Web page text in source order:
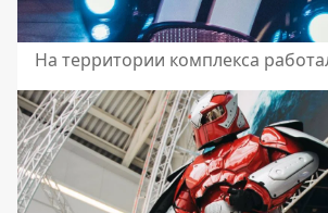
На территории комплекса